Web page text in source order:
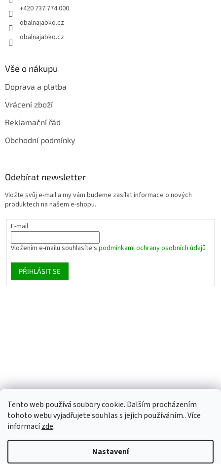
Tento web používá soubory cookie. Dalším procházením
tohoto webu vyjadřujete souhlas s jejich používáním.. Více
informacízde.
Nastavení
+420 737 774 000
obalnajabko.cz
obalnajabko.cz
Vše o nákupu
Doprava a platba
Vrácení zboží
Reklamační řád
Obchodní podmínky
Odebírat newsletter
Vložte svůj e-mail a my vám budeme zasílat informace o nových
produktech na našem e-shopu.
E-mail
Vložením e-mailu souhlasíte s podmínkami ochrany osobních údajů
PŘIHLÁSIT SE
Vytvořil Shoptet